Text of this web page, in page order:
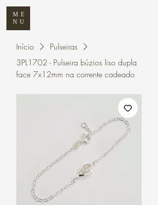
ME
NU
Início
Pulseiras
3PL1702 - Pulseira búzios liso dupla
face 7x12mm na corrente cadeado